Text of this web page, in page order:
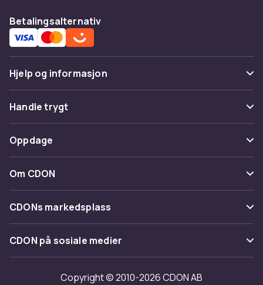
Betalingsalternativ
Hjelp og informasjon
Vanlige spørsmål
Spor pakke
Angre & returner her
Kontakt oss
Handle trygt
Betaling
Levering
Tilbakekallinger
Oppdage
Kategorier
Varemerker
Om CDON
Om oss
Kundeanmeldelser
Jobbe på CDON
Investor relations
CDONs markedsplass
Merchant Help Center
CDON på sosiale medier
Copyright © 2010-2026 CDON AB